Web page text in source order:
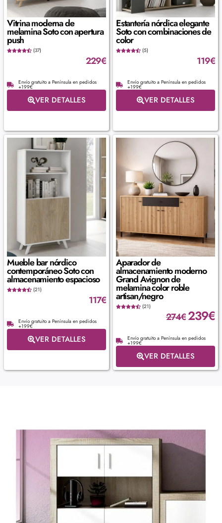
Vitrina moderna de
melamina Soto con apertura
push
(37)
229€
Envío gratuito a Península en pedidos
+199€
VER DETALLES
Estantería nórdica elegante
Soto con combinaciones de
color
(5)
119€
Envío gratuito a Península en pedidos
+199€
VER DETALLES
Mueble bar nórdico
contemporáneo Soto con
almacenamiento espacioso
(21)
117€
Envío gratuito a Península en pedidos
+199€
VER DETALLES
Aparador de
almacenamiento moderno
Grand Avignon de
melamina color roble
artisan/negro
(21)
274€239€
Envío gratuito a Península en pedidos
+199€
VER DETALLES